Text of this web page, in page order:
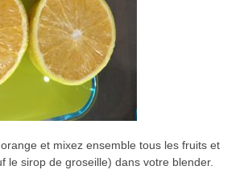
et mixez ensemble tous les fruits et
le sirop de groseille) dans votre blender.